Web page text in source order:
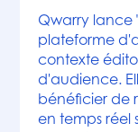
Qwarry lance
plateforme
contexte
d'audience.
bénéficier de
en temps réel